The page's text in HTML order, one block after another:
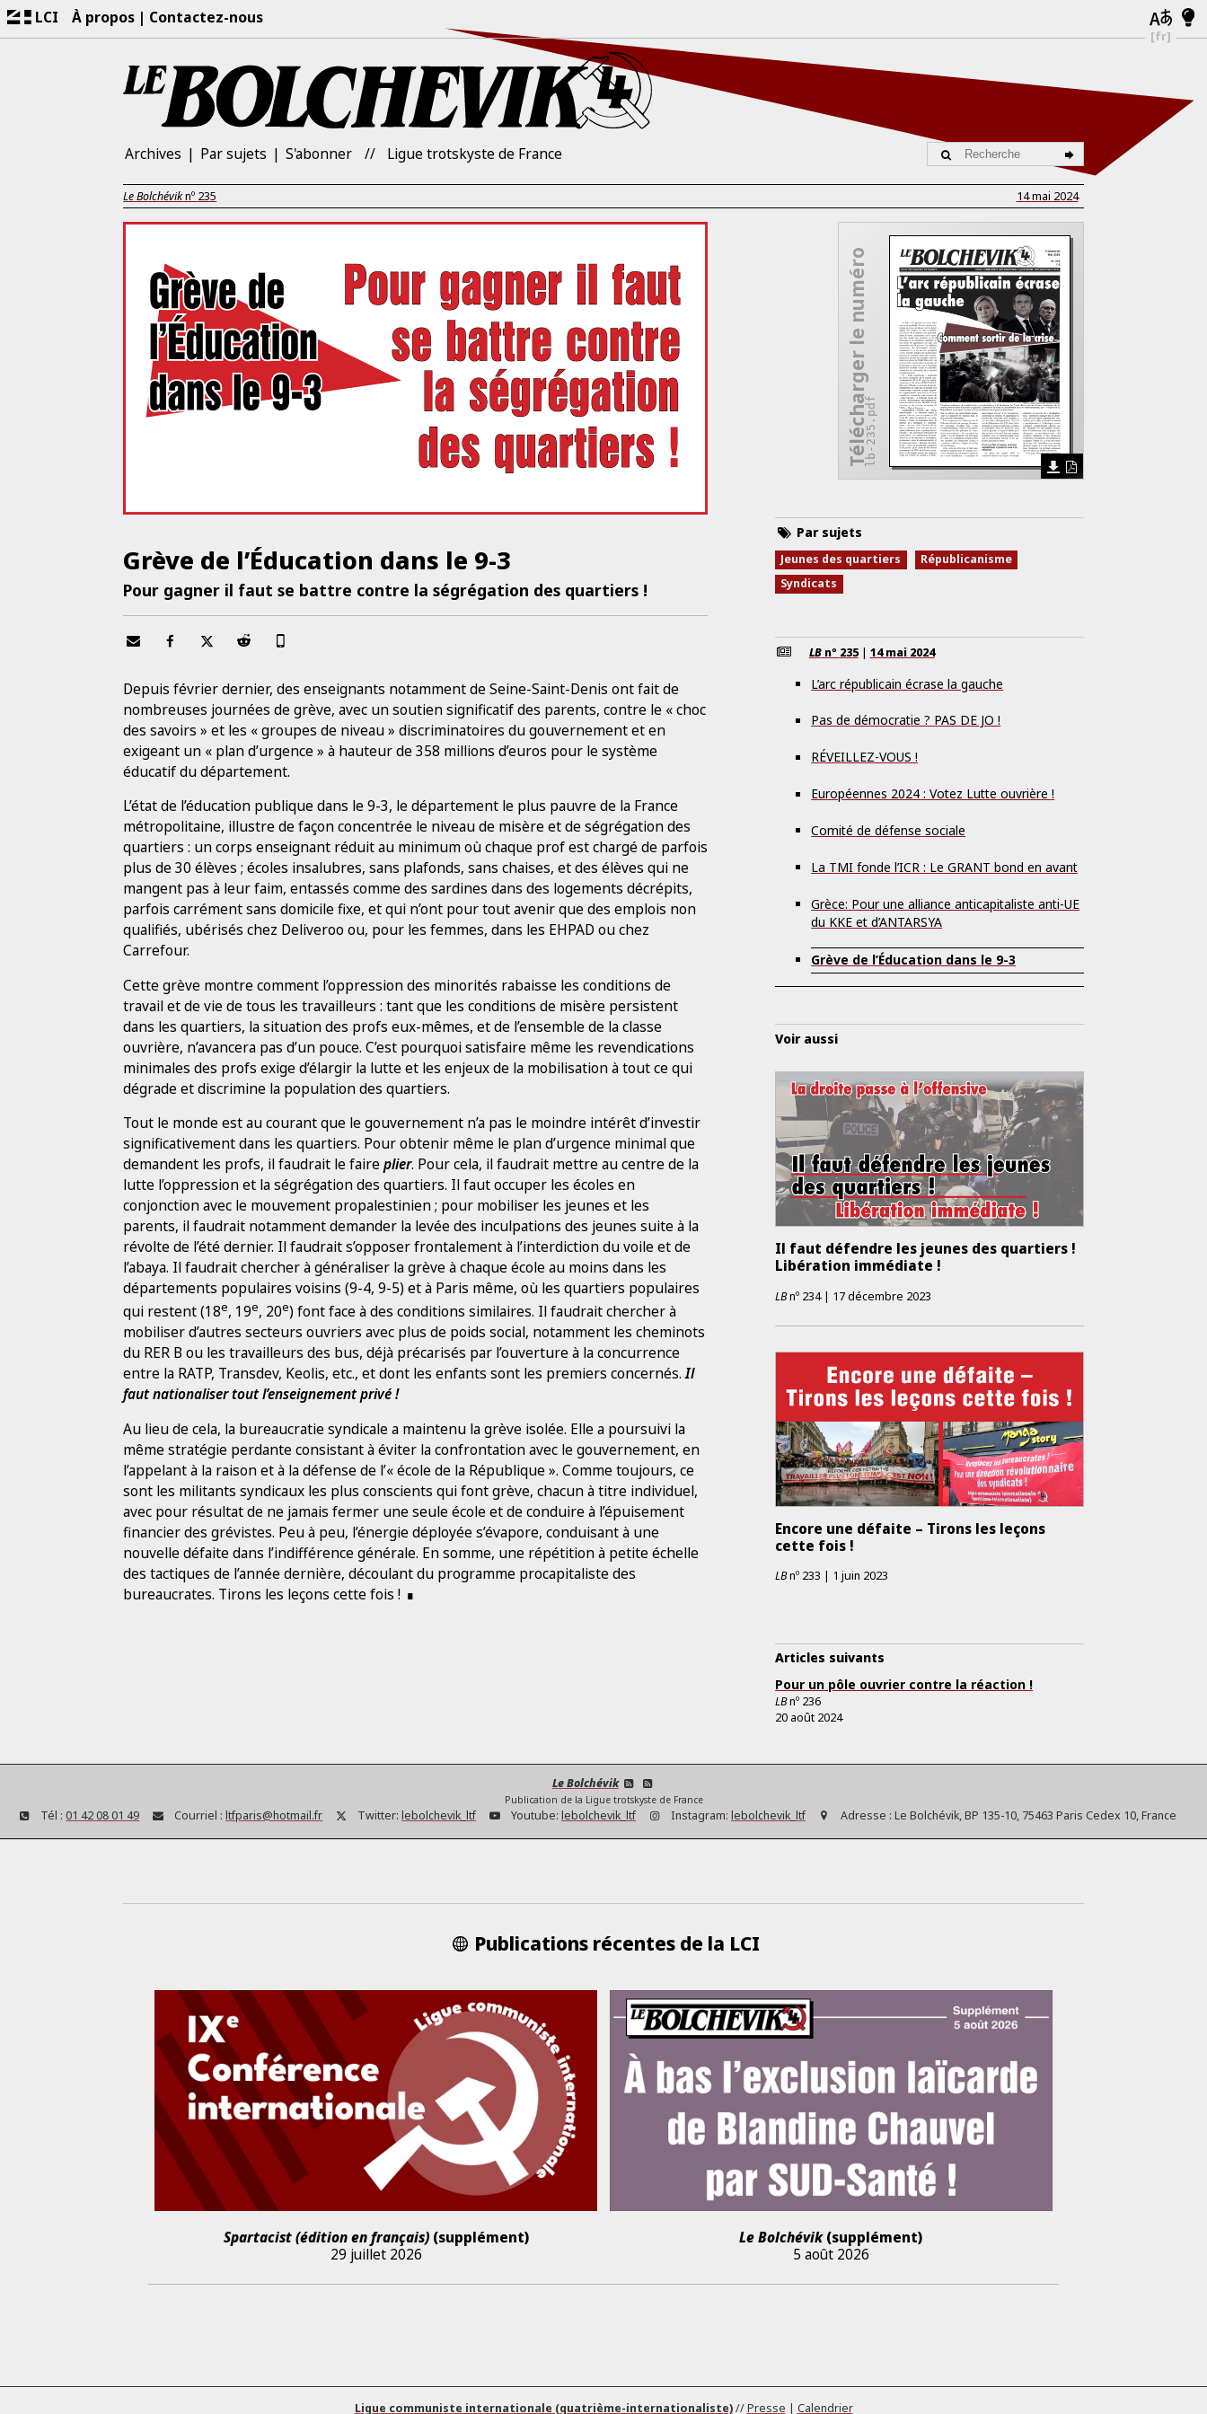
LCI À propos Contactez-nous
[fr]
Archives Par sujets S'abonner Ligue trotskyste de France
Le Bolchéviknº 235 14 mai 2024
Grève de l’Éducation dans le 9-3
Pour gagner il faut se battre contre la ségrégation des quartiers !
Depuis février dernier, des enseignants notamment de Seine-Saint-Denis ont fait de
nombreuses journées de grève, avec un soutien significatif des parents, contre le « choc
des savoirs » et les « groupes de niveau » discriminatoires du gouvernement et en
exigeant un « plan d’urgence » à hauteur de 358 millions d’euros pour le système
éducatif du département.
L’état de l’éducation publique dans le 9-3, le département le plus pauvre de la France
métropolitaine, illustre de façon concentrée le niveau de misère et de ségrégation des
quartiers : un corps enseignant réduit au minimum où chaque prof est chargé de parfois
plus de 30 élèves ; écoles insalubres, sans plafonds, sans chaises, et des élèves qui ne
mangent pas à leur faim, entassés comme des sardines dans des logements décrépits,
parfois carrément sans domicile fixe, et qui n’ont pour tout avenir que des emplois non
qualifiés, ubérisés chez Deliveroo ou, pour les femmes, dans les EHPAD ou chez
Carrefour.
Cette grève montre comment l’oppression des minorités rabaisse les conditions de
travail et de vie de tous les travailleurs : tant que les conditions de misère persistent
dans les quartiers, la situation des profs eux-mêmes, et de l’ensemble de la classe
ouvrière, n’avancera pas d’un pouce. C’est pourquoi satisfaire même les revendications
minimales des profs exige d’élargir la lutte et les enjeux de la mobilisation à tout ce qui
dégrade et discrimine la population des quartiers.
Tout le monde est au courant que le gouvernement n’a pas le moindre intérêt d’investir
significativement dans les quartiers. Pour obtenir même le plan d’urgence minimal que
demandent les profs, il faudrait le faireplier. Pour cela, il faudrait mettre au centre de la
lutte l’oppression et la ségrégation des quartiers. Il faut occuper les écoles en
conjonction avec le mouvement propalestinien ; pour mobiliser les jeunes et les
parents, il faudrait notamment demander la levée des inculpations des jeunes suite à la
révolte de l’été dernier. Il faudrait s’opposer frontalement à l’interdiction du voile et de
l’abaya. Il faudrait chercher à généraliser la grève à chaque école au moins dans les
départements populaires voisins (9-4, 9-5) et à Paris même, où les quartiers populaires
qui restent (18e, 19e, 20e) font face à des conditions similaires. Il faudrait chercher à
mobiliser d’autres secteurs ouvriers avec plus de poids social, notamment les cheminots
du RER B ou les travailleurs des bus, déjà précarisés par l’ouverture à la concurrence
entre la RATP, Transdev, Keolis, etc., et dont les enfants sont les premiers concernés.Il
faut nationaliser tout l’enseignement privé !
Au lieu de cela, la bureaucratie syndicale a maintenu la grève isolée. Elle a poursuivi la
même stratégie perdante consistant à éviter la confrontation avec le gouvernement, en
l’appelant à la raison et à la défense de l’« école de la République ». Comme toujours, ce
sont les militants syndicaux les plus conscients qui font grève, chacun à titre individuel,
avec pour résultat de ne jamais fermer une seule école et de conduire à l’épuisement
financier des grévistes. Peu à peu, l’énergie déployée s’évapore, conduisant à une
nouvelle défaite dans l’indifférence générale. En somme, une répétition à petite échelle
des tactiques de l’année dernière, découlant du programme procapitaliste des
bureaucrates. Tirons les leçons cette fois !
Télécharger le numérolb-235.pdf
Par sujets
Jeunes des quartiers
Républicanisme
Syndicats
LBnº 235 | 14 mai 2024
L’arc républicain écrase la gauche
Pas de démocratie ? PAS DE JO !
RÉVEILLEZ-VOUS !
Européennes 2024 : Votez Lutte ouvrière !
Comité de défense sociale
La TMI fonde l’ICR : Le GRANT bond en avant
Grèce: Pour une alliance anticapitaliste anti-UE
du KKE et d’ANTARSYA
Grève de l’Éducation dans le 9-3
Voir aussi
Il faut défendre les jeunes des quartiers !
Libération immédiate !
LBnº 234 | 17 décembre 2023
Encore une défaite – Tirons les leçons
cette fois !
LBnº 233 | 1 juin 2023
Articles suivants
Pour un pôle ouvrier contre la réaction !
LBnº 236
20 août 2024
Le Bolchévik
Publication de la Ligue trotskyste de France
Tél : 01 42 08 01 49 Courriel : ltfparis@hotmail.fr Twitter: lebolchevik_ltf Youtube: lebolchevik_ltf Instagram: lebolchevik_ltf Adresse : Le Bolchévik, BP 135-10, 75463 Paris Cedex 10, France
Publications récentes de la LCI
Spartacist (édition en français)(supplément)
29 juillet 2026
Le Bolchévik(supplément)
5 août 2026
Ligue communiste internationale (quatrième-internationaliste) //Presse | Calendrier